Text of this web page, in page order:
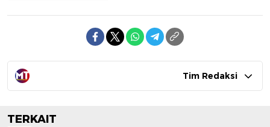
Tim Redaksi
TERKAIT